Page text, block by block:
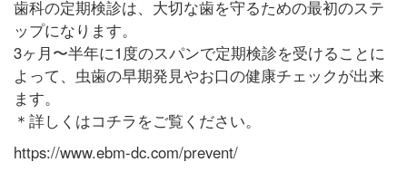
歯科の定期検診は、大切な歯を守るための最初のステ
ップになります。
3ヶ月〜半年に1度のスパンで定期検診を受けることに
よって、虫歯の早期発見やお口の健康チェックが出来
ます。
＊詳しくはコチラをご覧ください。
https://www.ebm-dc.com/prevent/